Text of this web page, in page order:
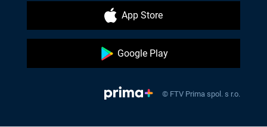
App Store
Google Play
© FTV Prima spol. s r.o.